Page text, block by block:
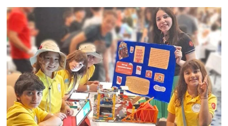
İnsan Hakları
Hayvan Hakları
Çevre
Galeri
Günün İçinden